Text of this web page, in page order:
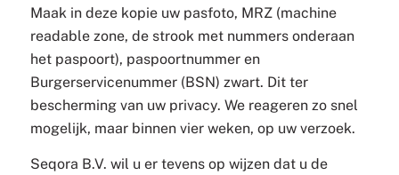
Maak in deze kopie uw pasfoto, MRZ (machine
readable zone, de strook met nummers onderaan
het paspoort), paspoortnummer en
Burgerservicenummer (BSN) zwart. Dit ter
bescherming van uw privacy. We reageren zo snel
mogelijk, maar binnen vier weken, op uw verzoek.
Seqora B.V. wil u er tevens op wijzen dat u de